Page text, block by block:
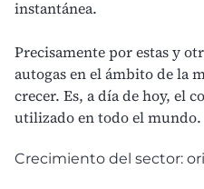
instantánea.
Precisamente por estas y
autogas en el ámbito de la
crecer. Es, a día de hoy, el
utilizado en todo el mundo.
Crecimiento del sector: